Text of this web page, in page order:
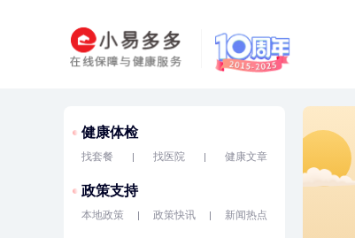
健康体检
找套餐 找医院 健康文章
政策支持
本地政策 政策快讯 新闻热点